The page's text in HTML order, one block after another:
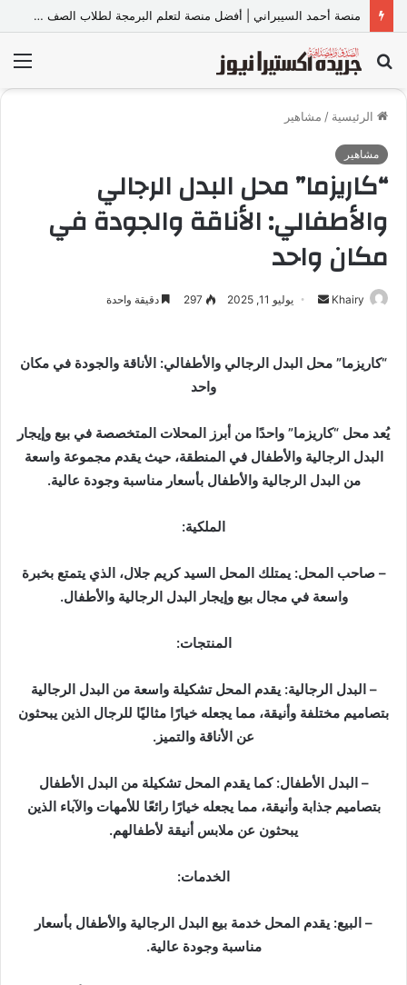
منصة أحمد السيبراني | أفضل منصة لتعلم البرمجة لطلاب الصف الأول والثاني الثانوي والبكالوريا
بحث
عن
الرئيسية / مشاهير
مشاهير
“كاريزما” محل البدل الرجالي
والأطفالي: الأناقة والجودة في
مكان واحد
Khairy
ل
ا
و
يوليو 11, 2025 297 دقيقة واحدة
“كاريزما” محل البدل الرجالي والأطفالي: الأناقة والجودة في مكان
واحد
يُعد محل “كاريزما” واحدًا من أبرز المحلات المتخصصة في بيع وإيجار
البدل الرجالية والأطفال في المنطقة، حيث يقدم مجموعة واسعة
من البدل الرجالية والأطفال بأسعار مناسبة وجودة عالية.
الملكية:
– صاحب المحل: يمتلك المحل السيد كريم جلال، الذي يتمتع بخبرة
واسعة في مجال بيع وإيجار البدل الرجالية والأطفال.
المنتجات:
– البدل الرجالية: يقدم المحل تشكيلة واسعة من البدل الرجالية
بتصاميم مختلفة وأنيقة، مما يجعله خيارًا مثاليًا للرجال الذين يبحثون
عن الأناقة والتميز.
– البدل الأطفال: كما يقدم المحل تشكيلة من البدل الأطفال
بتصاميم جذابة وأنيقة، مما يجعله خيارًا رائعًا للأمهات والآباء الذين
يبحثون عن ملابس أنيقة لأطفالهم.
الخدمات:
– البيع: يقدم المحل خدمة بيع البدل الرجالية والأطفال بأسعار
مناسبة وجودة عالية.